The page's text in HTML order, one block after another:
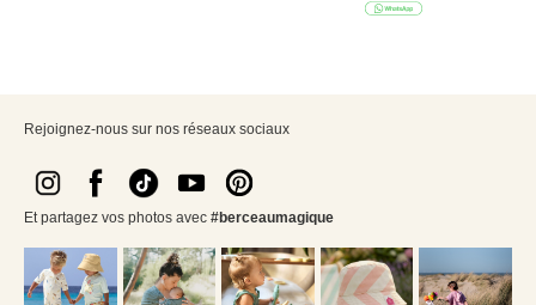
Rejoignez-nous sur nos réseaux sociaux
Et partagez vos photos avec #berceaumagique